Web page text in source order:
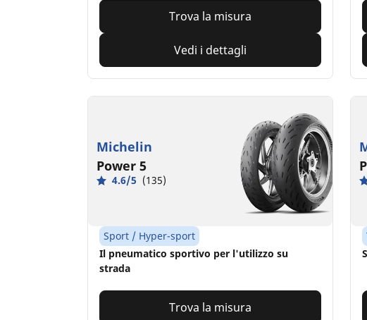
Trova la misura
Vedi i dettagli
Michelin
Power 5
4.6/5 (135)
Sport / Hyper-sport
Il pneumatico sportivo per l'utilizzo su
strada
Trova la misura